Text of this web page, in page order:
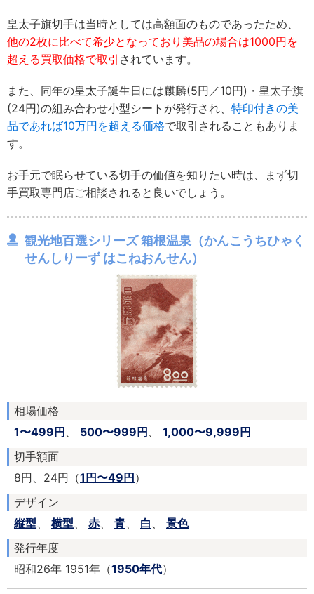
皇太子旗切手は当時としては高額面のものであったため、
他の2枚に比べて希少となっており美品の場合は1000円を
超える買取価格で取引 されています。
また、同年の皇太子誕生日には麒麟(5円／10円)・皇太子旗
(24円)の組み合わせ小型シートが発行され、 特印付きの美
品であれば10万円を超える価格で取引されることもありま
す。
お手元で眠らせている切手の価値を知りたい時は、まず切
手買取専門店ご相談されると良いでしょう。
観光地百選シリーズ 箱根温泉（かんこうちひゃく
せんしりーず はこねおんせん）
相場価格
1〜499円 、 500〜999円 、 1,000〜9,999円
切手額面
8円、24円（1円〜49円 ）
デザイン
縦型、 横型、 赤、 青、 白 、 景色
発行年度
昭和26年 1951年（1950年代）